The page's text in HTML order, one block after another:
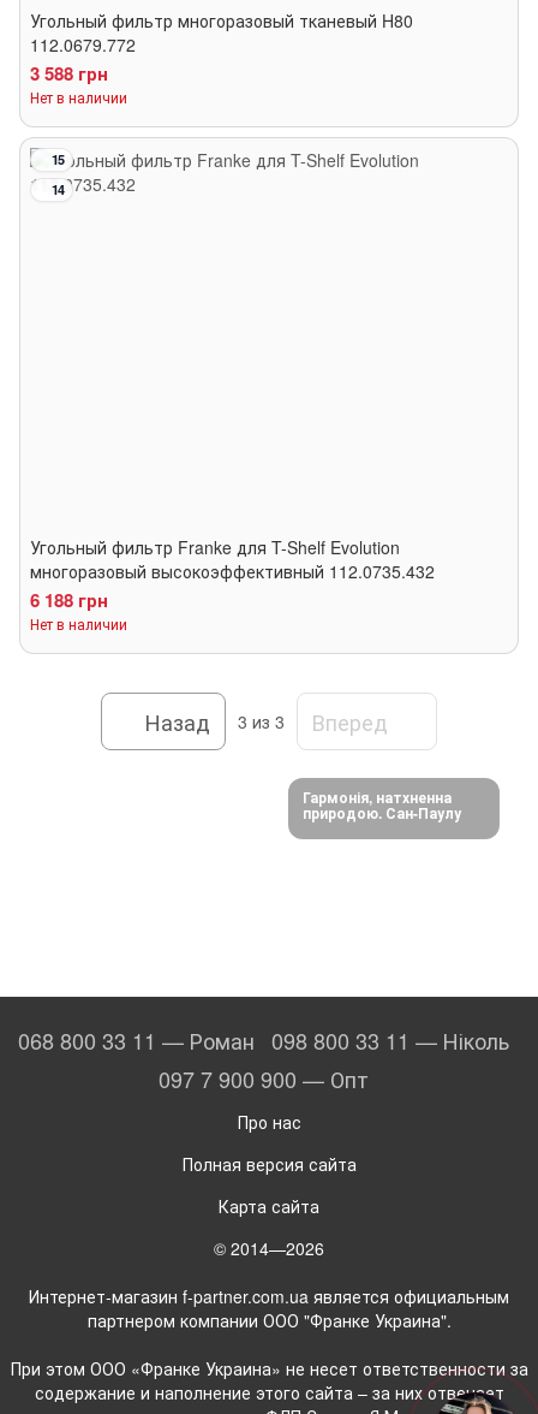
Угольный фильтр многоразовый тканевый H80
112.0679.772
3 588 грн
Нет в наличии
15
14
Угольный фильтр Franke для T-Shelf Evolution
многоразовый высокоэффективный 112.0735.432
6 188 грн
Нет в наличии
Назад 3 из 3 Вперед
Гармонія, натхненна
природою. Сан-Паулу
068 800 33 11 — Роман 098 800 33 11 — Ніколь
097 7 900 900 — Опт
Про нас
Полная версия сайта
Карта сайта
© 2014—2026
Интернет-магазин f-partner.com.ua является официальным
партнером компании ООО "Франке Украина".
При этом ООО «Франке Украина» не несет ответственности за
содержание и наполнение этого сайта – за них отвечает